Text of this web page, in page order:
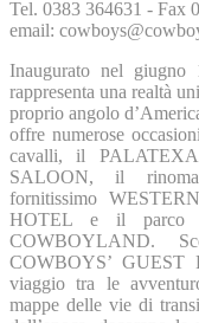
Tel. 0383 364631 - Fax
email:
Inaugurato nel
rappresenta una realtà
proprio angolo
offre numerose
cavalli, il
SALOON, il
fornitissimo
HOTEL e il parco
COWBOYLAND.
COWBOYS’ GUEST
viaggio tra le
mappe delle vie di